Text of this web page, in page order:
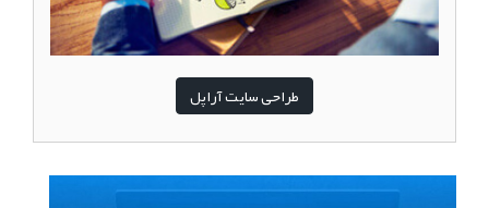
طراحی سایت آراپل